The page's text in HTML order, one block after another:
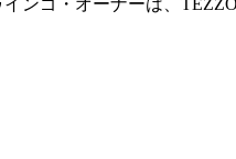
ンゴ・オーナーは、